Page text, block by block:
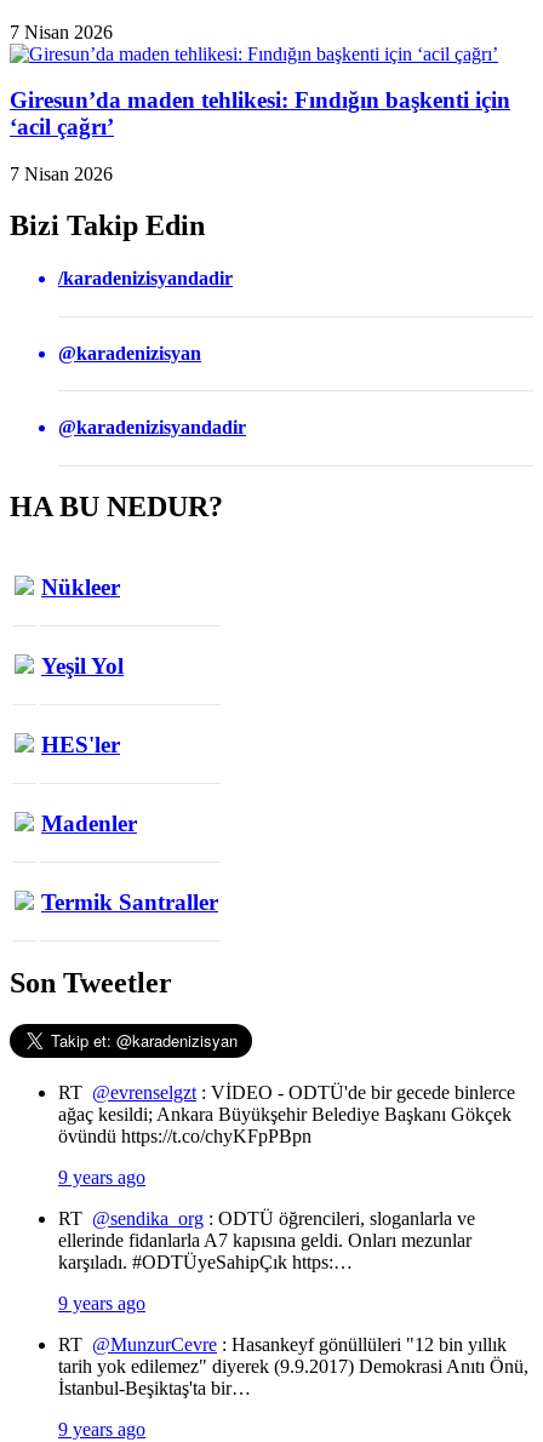
7 Nisan 2026
Giresun’da maden tehlikesi: Fındığın başkenti için
‘acil çağrı’
7 Nisan 2026
Bizi Takip Edin
/karadenizisyandadir
@karadenizisyan
@karadenizisyandadir
HA BU NEDUR?
Nükleer
Yeşil Yol
HES'ler
Madenler
Termik Santraller
Son Tweetler
RT @evrenselgzt : VİDEO - ODTÜ'de bir gecede binlerce
ağaç kesildi; Ankara Büyükşehir Belediye Başkanı Gökçek
övündü https://t.co/chyKFpPBpn
9 years ago
RT @sendika_org : ODTÜ öğrencileri, sloganlarla ve
ellerinde fidanlarla A7 kapısına geldi. Onları mezunlar
karşıladı. #ODTÜyeSahipÇık https:…
9 years ago
RT @MunzurCevre : Hasankeyf gönüllüleri "12 bin yıllık
tarih yok edilemez" diyerek (9.9.2017) Demokrasi Anıtı Önü,
İstanbul-Beşiktaş'ta bir…
9 years ago